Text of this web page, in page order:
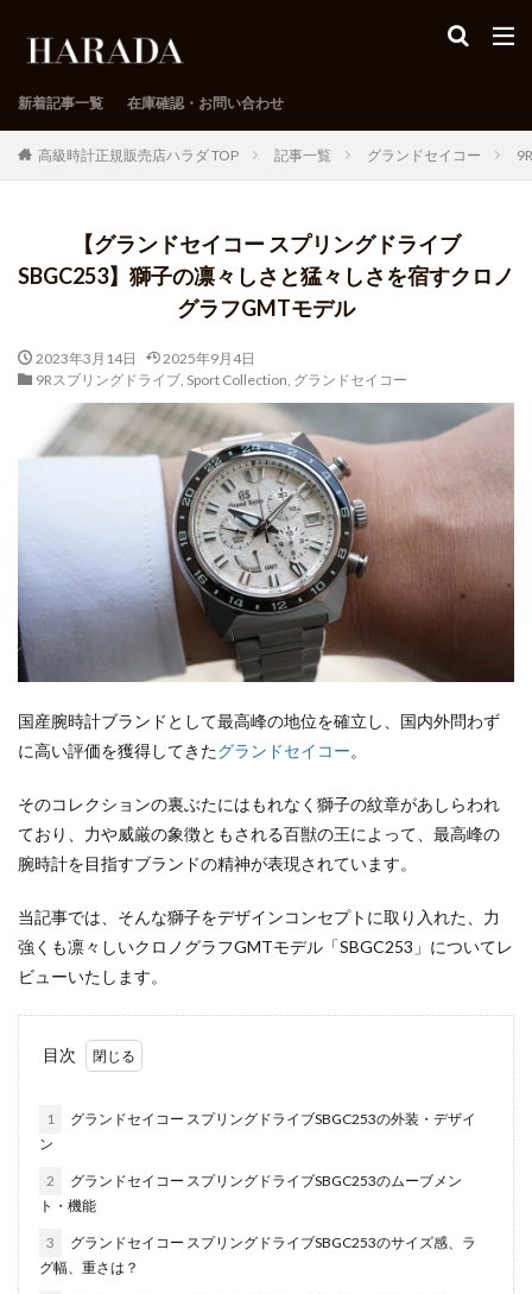
新着記事一覧 在庫確認・お問い合わせ
高級時計正規販売店ハラダ TOP 記事一覧 グランドセイコー
【グランドセイコー スプリングドライブ
SBGC253】獅子の凛々しさと猛々しさを宿すクロノ
グラフGMTモデル
2023年3月14日
2025年9月4日
9Rスプリングドライブ, Sport Collection, グランドセイコー
国産腕時計ブランドとして最高峰の地位を確立し、国内外問わず
に高い評価を獲得してきたグランドセイコー。
そのコレクションの裏ぶたにはもれなく獅子の紋章があしらわれ
ており、力や威厳の象徴ともされる百獣の王によって、最高峰の
腕時計を目指すブランドの精神が表現されています。
当記事では、そんな獅子をデザインコンセプトに取り入れた、力
強くも凛々しいクロノグラフGMTモデル「SBGC253」についてレ
ビューいたします。
目次
1
グランドセイコー スプリングドライブSBGC253の外装・デザイ
ン
2
グランドセイコー スプリングドライブSBGC253のムーブメン
ト・機能
3
グランドセイコー スプリングドライブSBGC253のサイズ感、ラ
グ幅、重さは？